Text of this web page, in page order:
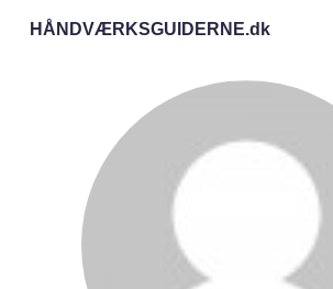
HÅNDVÆRKSGUIDERNE.dk